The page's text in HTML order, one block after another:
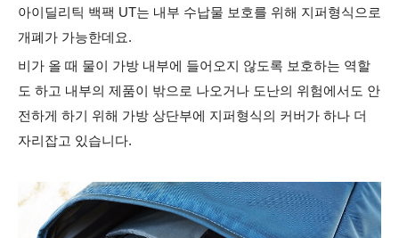
아이딜리틱 백팩 UT는 내부 수납물 보호를 위해 지퍼형식으로
개폐가 가능한데요.
비가 올 때 물이 가방 내부에 들어오지 않도록 보호하는 역할
도 하고 내부의 제품이 밖으로 나오거나 도난의 위험에서도 안
전하게 하기 위해 가방 상단부에 지퍼형식의 커버가 하나 더
자리잡고 있습니다.